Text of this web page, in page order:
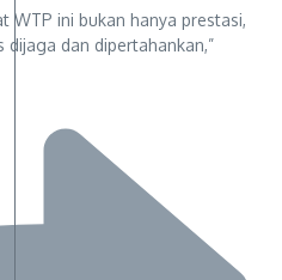
WTP ini bukan hanya prestasi,
dan dipertahankan,”